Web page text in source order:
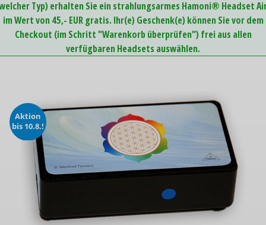
Typ) erhalten Sie ein strahlungsarmes Hamoni® Headset
im Wert von 45,- EUR gratis. Ihr(e) Geschenk(e) können Sie vor dem
Checkout (im Schritt "Warenkorb überprüfen") frei aus allen
verfügbaren Headsets auswählen.
Aktion
bis 10.8.!